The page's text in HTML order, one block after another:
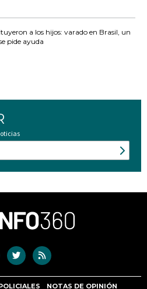
a los hijos: varado en Brasil, un
pide ayuda
NOTAS DE OPINIÓN